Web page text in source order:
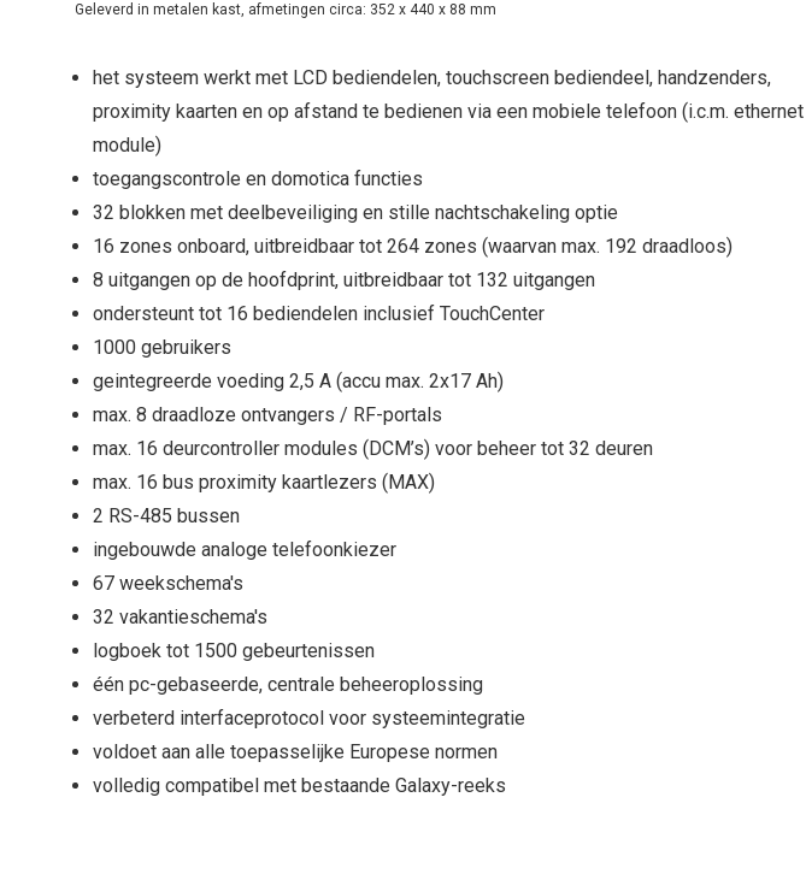
Geleverd in metalen kast, afmetingen circa: 352 x 440 x 88 mm
het systeem werkt met LCD bediendelen, touchscreen bediendeel, handzenders,
proximity kaarten en op afstand te bedienen via een mobiele telefoon (i.c.m. ethernet
module)
toegangscontrole en domotica functies
32 blokken met deelbeveiliging en stille nachtschakeling optie
16 zones onboard, uitbreidbaar tot 264 zones (waarvan max. 192 draadloos)
8 uitgangen op de hoofdprint, uitbreidbaar tot 132 uitgangen
ondersteunt tot 16 bediendelen inclusief TouchCenter
1000 gebruikers
geintegreerde voeding 2,5 A (accu max. 2x17 Ah)
max. 8 draadloze ontvangers / RF-portals
max. 16 deurcontroller modules (DCM’s) voor beheer tot 32 deuren
max. 16 bus proximity kaartlezers (MAX)
2 RS-485 bussen
ingebouwde analoge telefoonkiezer
67 weekschema's
32 vakantieschema's
logboek tot 1500 gebeurtenissen
één pc-gebaseerde, centrale beheeroplossing
verbeterd interfaceprotocol voor systeemintegratie
voldoet aan alle toepasselijke Europese normen
volledig compatibel met bestaande Galaxy-reeks